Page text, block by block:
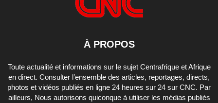
À PROPOS
Toute actualité et informations sur le sujet Centrafrique et Afrique
en direct. Consulter l’ensemble des articles, reportages, directs,
photos et vidéos publiés en ligne 24 heures sur 24 sur CNC. Par
ailleurs, Nous autorisons quiconque à utiliser les médias publiés